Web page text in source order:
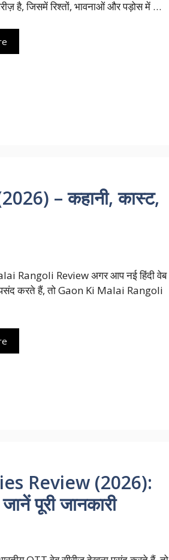
है, जिसमें रिश्तों, भावनाओं और पड़ोस में …
– कहानी, कास्ट,
Rangoli Review अगर आप नई हिंदी वेब
करते हैं, तो Gaon Ki Malai Rangoli
Review (2026):
पूरी जानकारी